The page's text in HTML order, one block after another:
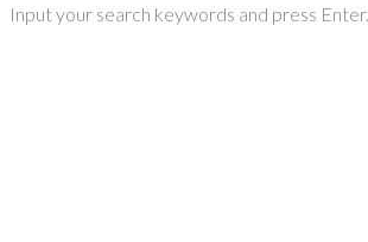
Input your search keywords and press Enter.